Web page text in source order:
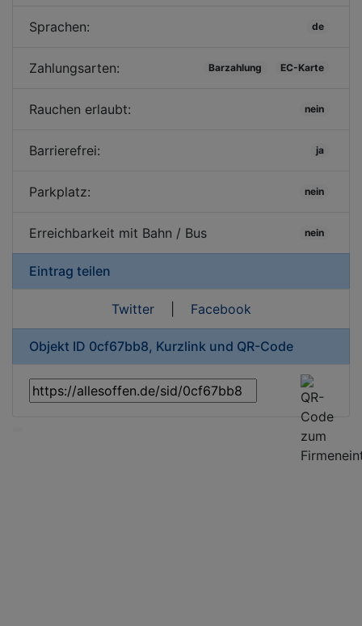
Sprachen: de
Zahlungsarten: Barzahlung EC-Karte
Rauchen erlaubt: nein
Barrierefrei: ja
Parkplatz: nein
Erreichbarkeit mit Bahn / Bus nein
Eintrag teilen
Twitter| Facebook
Objekt ID 0cf67bb8, Kurzlink und QR-Code